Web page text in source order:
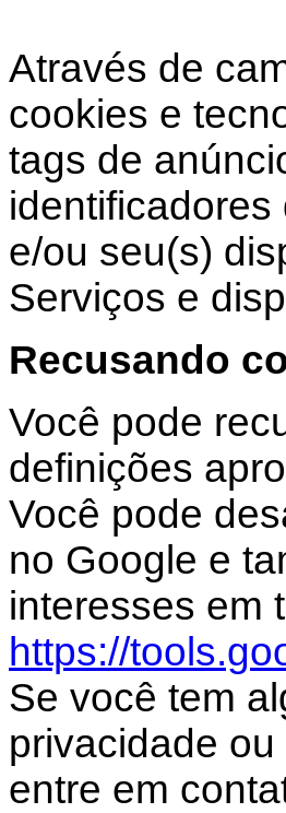
Através de
cookies e
tags de
e/ou seu(s)
Serviços e
Recusando
Você pode
definições
Você pode
no Google e
interesses em
https://
Se você tem
privacidade
entre em